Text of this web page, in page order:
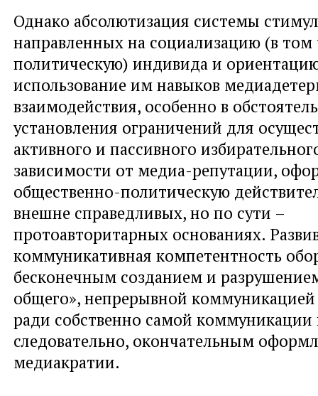
Однако абсолютизация системы
направленных на социализацию (в том
политическую) индивида и
использование им навыков
взаимодействия, особенно в
установления ограничений для
активного и пассивного
зависимости от медиа-репутации,
общественно-политическую
внешне справедливых, но по сути –
протоавторитарных основаниях.
коммуникативная компетентность
бесконечным созданием и
общего», непрерывной
ради собственно самой коммуникации
следовательно, окончательным
медиакратии.